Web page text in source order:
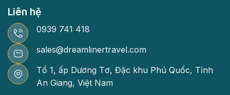
Liên hệ
0939 741 418
sales@dreamlinertravel.com
Tổ 1, ấp Dương Tơ, Đặc khu Phú Quốc, Tỉnh
An Giang, Việt Nam